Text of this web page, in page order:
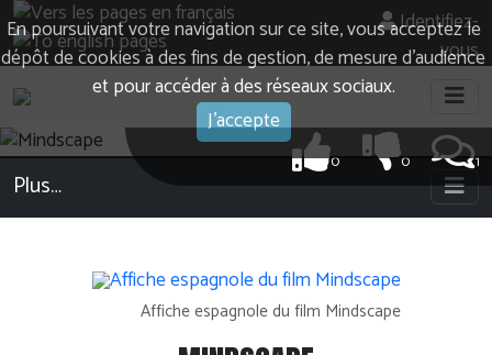
En poursuivant votre navigation sur ce site, vous acceptez le
dépôt de cookies à des fins de gestion, de mesure d’audience
et pour accéder à des réseaux sociaux.
J'accepte
Identifiez-
vous
1
0
0
Plus…
Affiche espagnole du film Mindscape